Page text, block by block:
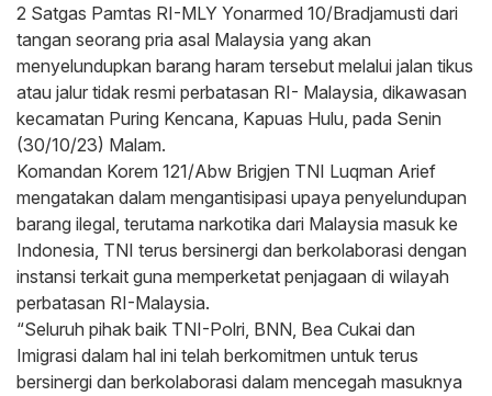
2 Satgas Pamtas RI-MLY Yonarmed 10/Bradjamusti dari
tangan seorang pria asal Malaysia yang akan
menyelundupkan barang haram tersebut melalui jalan tikus
atau jalur tidak resmi perbatasan RI- Malaysia, dikawasan
kecamatan Puring Kencana, Kapuas Hulu, pada Senin
(30/10/23) Malam.
Komandan Korem 121/Abw Brigjen TNI Luqman Arief
mengatakan dalam mengantisipasi upaya penyelundupan
barang ilegal, terutama narkotika dari Malaysia masuk ke
Indonesia, TNI terus bersinergi dan berkolaborasi dengan
instansi terkait guna memperketat penjagaan di wilayah
perbatasan RI-Malaysia.
“Seluruh pihak baik TNI-Polri, BNN, Bea Cukai dan
Imigrasi dalam hal ini telah berkomitmen untuk terus
bersinergi dan berkolaborasi dalam mencegah masuknya